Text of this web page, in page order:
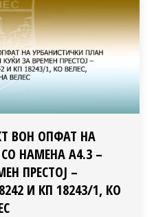
ВОН ОПФАТ НА
НАМЕНА А4.3 –
ПРЕСТОЈ –
И КП 18243/1, КО